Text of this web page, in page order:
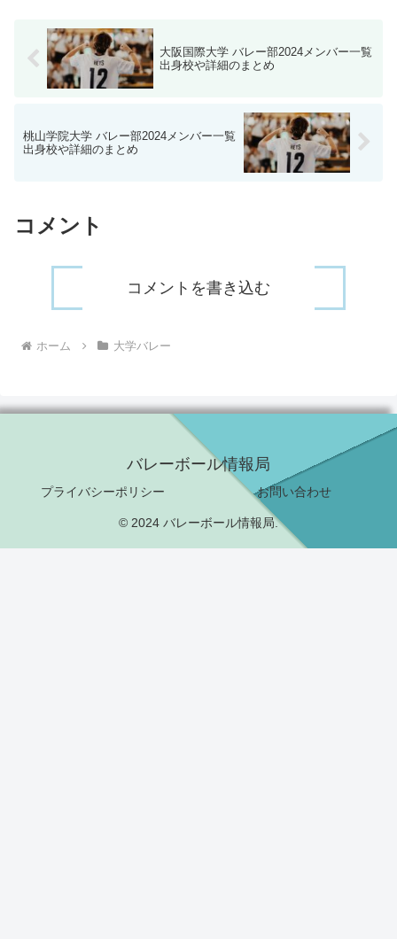
大阪国際大学 バレー部2024メンバー一覧
出身校や詳細のまとめ
桃山学院大学 バレー部2024メンバー一覧
出身校や詳細のまとめ
コメント
コメントを書き込む
ホーム 大学バレー
バレーボール情報局
プライバシーポリシー お問い合わせ
© 2024 バレーボール情報局.